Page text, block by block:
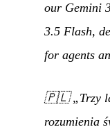
our Gemini
3.5 Flash,
for agents
🇵🇱„Trzy
rozumienia